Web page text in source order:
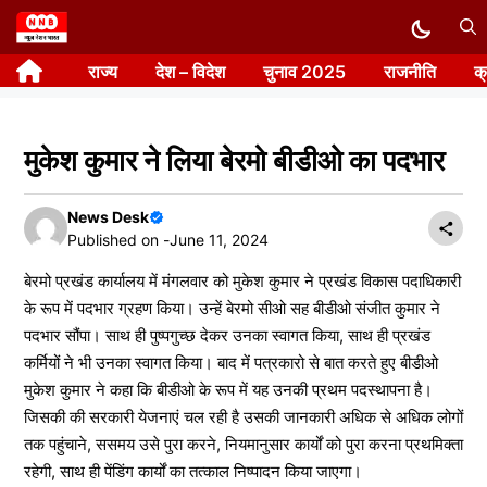
Skip
to
content राज्य देश – विदेश चुनाव 2025 राजनीति
मुकेश कुमार ने लिया बेरमो बीडीओ का पदभार
News Desk
Published on -June 11, 2024
बेरमो प्रखंड कार्यालय में मंगलवार को मुकेश कुमार ने प्रखंड विकास पदाधिकारी
के रूप में पदभार ग्रहण किया। उन्हें बेरमो सीओ सह बीडीओ संजीत कुमार ने
पदभार सौंपा। साथ ही पुष्पगुच्छ देकर उनका स्वागत किया, साथ ही प्रखंड
कर्मियों ने भी उनका स्वागत किया। बाद में पत्रकारो से बात करते हुए बीडीओ
मुकेश कुमार ने कहा कि बीडीओ के रूप में यह उनकी प्रथम पदस्थापना है।
जिसकी की सरकारी येजनाएं चल रही है उसकी जानकारी अधिक से अधिक लोगों
तक पहुंचाने, ससमय उसे पुरा करने, नियमानुसार कार्यों को पुरा करना प्रथमिक्ता
रहेगी, साथ ही पेंडिंग कार्यों का तत्काल निष्पादन किया जाएगा।